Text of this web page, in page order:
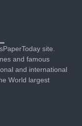
site.
and famous
and international
World largest